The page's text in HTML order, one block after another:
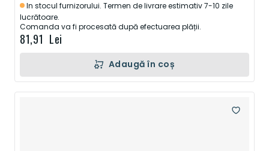
In stocul furnizorului. Termen de livrare estimativ 7-10 zile
lucrătoare.
Comanda va fi procesată după efectuarea plății.
81,91 Lei
Adaugă în coș